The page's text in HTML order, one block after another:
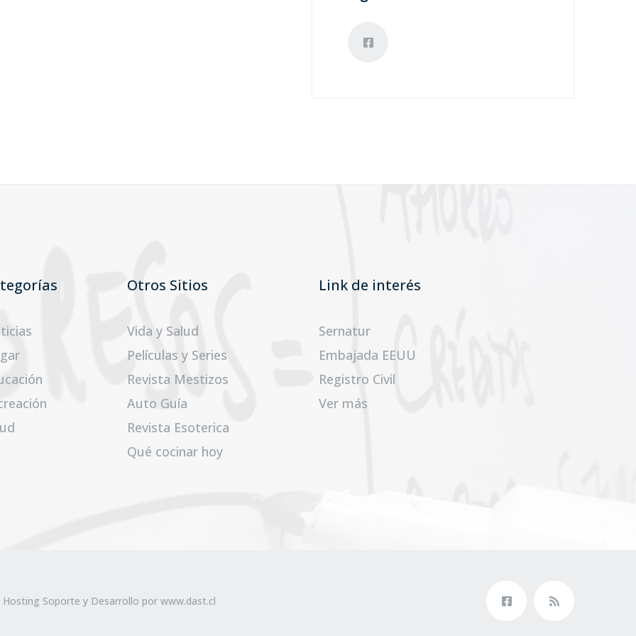
Otros Sitios
Vida y Salud
Películas y Series
Revista Mestizos
Auto Guía
Revista Esoterica
Qué cocinar hoy
Link de interés
Sernatur
Embajada EEUU
Registro Civil
Ver más
Soporte y Desarrollo por www.dast.cl